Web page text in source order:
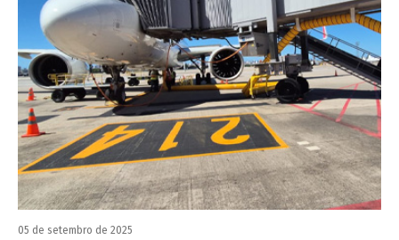
05 de setembro de 2025